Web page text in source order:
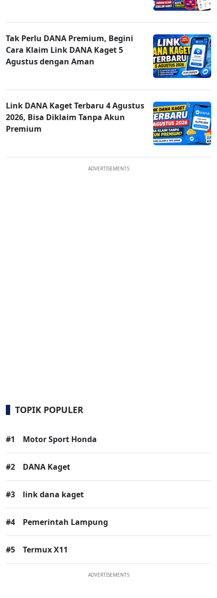
Tak Perlu DANA Premium, Begini
Cara Klaim Link DANA Kaget 5
Agustus dengan Aman
Link DANA Kaget Terbaru 4 Agustus
2026, Bisa Diklaim Tanpa Akun
Premium
ADVERTISEMENTS
TOPIK POPULER
#1 Motor Sport Honda
#2 DANA Kaget
#3 link dana kaget
#4 Pemerintah Lampung
#5 Termux X11
ADVERTISEMENTS